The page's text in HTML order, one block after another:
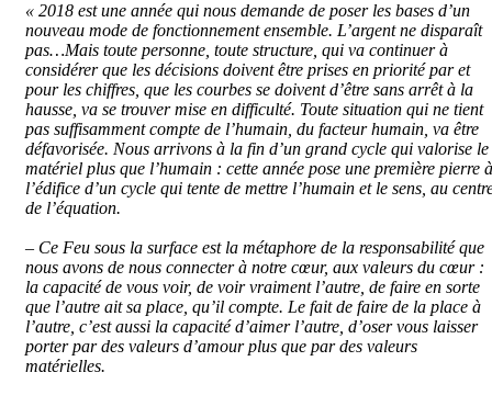
« 2018 est une année qui nous demande de poser les bases d’un
nouveau mode de fonctionnement ensemble. L’argent ne disparaît
pas…Mais toute personne, toute structure, qui va continuer à
considérer que les décisions doivent être prises en priorité par et
pour les chiffres, que les courbes se doivent d’être sans arrêt à la
hausse, va se trouver mise en difficulté. Toute situation qui ne tient
pas suffisamment compte de l’humain, du facteur humain, va être
défavorisée. Nous arrivons à la fin d’un grand cycle qui valorise le
matériel plus que l’humain : cette année pose une première pierre à
l’édifice d’un cycle qui tente de mettre l’humain et le sens, au
de l’équation.
– Ce Feu sous la surface est la métaphore de la responsabilité que
nous avons de nous connecter à notre cœur, aux valeurs du cœur :
la capacité de vous voir, de voir vraiment l’autre, de faire en sorte
que l’autre ait sa place, qu’il compte. Le fait de faire de la place à
l’autre, c’est aussi la capacité d’aimer l’autre, d’oser vous laisser
porter par des valeurs d’amour plus que par des valeurs
matérielles.